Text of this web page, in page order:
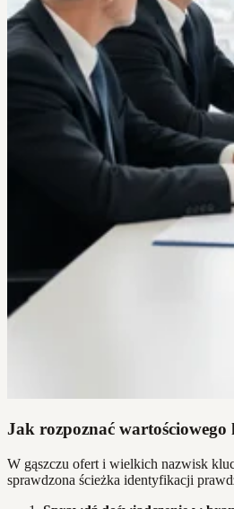
Jak rozpoznać wartościowego
W gąszczu ofert i wielkich nazwisk
sprawdzona ścieżka identyfikacji